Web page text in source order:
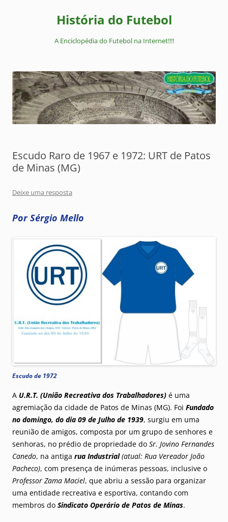
História do Futebol
A Enciclopédia do Futebol na Internet!!!!
Escudo Raro de 1967 e 1972: URT de Patos
de Minas (MG)
Deixe uma resposta
Por Sérgio Mello
Escudo de 1972
A U.R.T. (União Recreativa dos Trabalhadores) é uma
agremiação da cidade de Patos de Minas (MG). Foi Fundado
no domingo, do dia 09 de Julho de 1939, surgiu em uma
reunião de amigos, composta por um grupo de senhores e
senhoras, no prédio de propriedade do Sr. Jovino Fernandes
Canedo, na antiga rua Industrial (atual: Rua Vereador João
Pacheco), com presença de inúmeras pessoas, inclusive o
Professor Zama Maciel, que abriu a sessão para organizar
uma entidade recreativa e esportiva, contando com
membros do Sindicato Operário de Patos de Minas.